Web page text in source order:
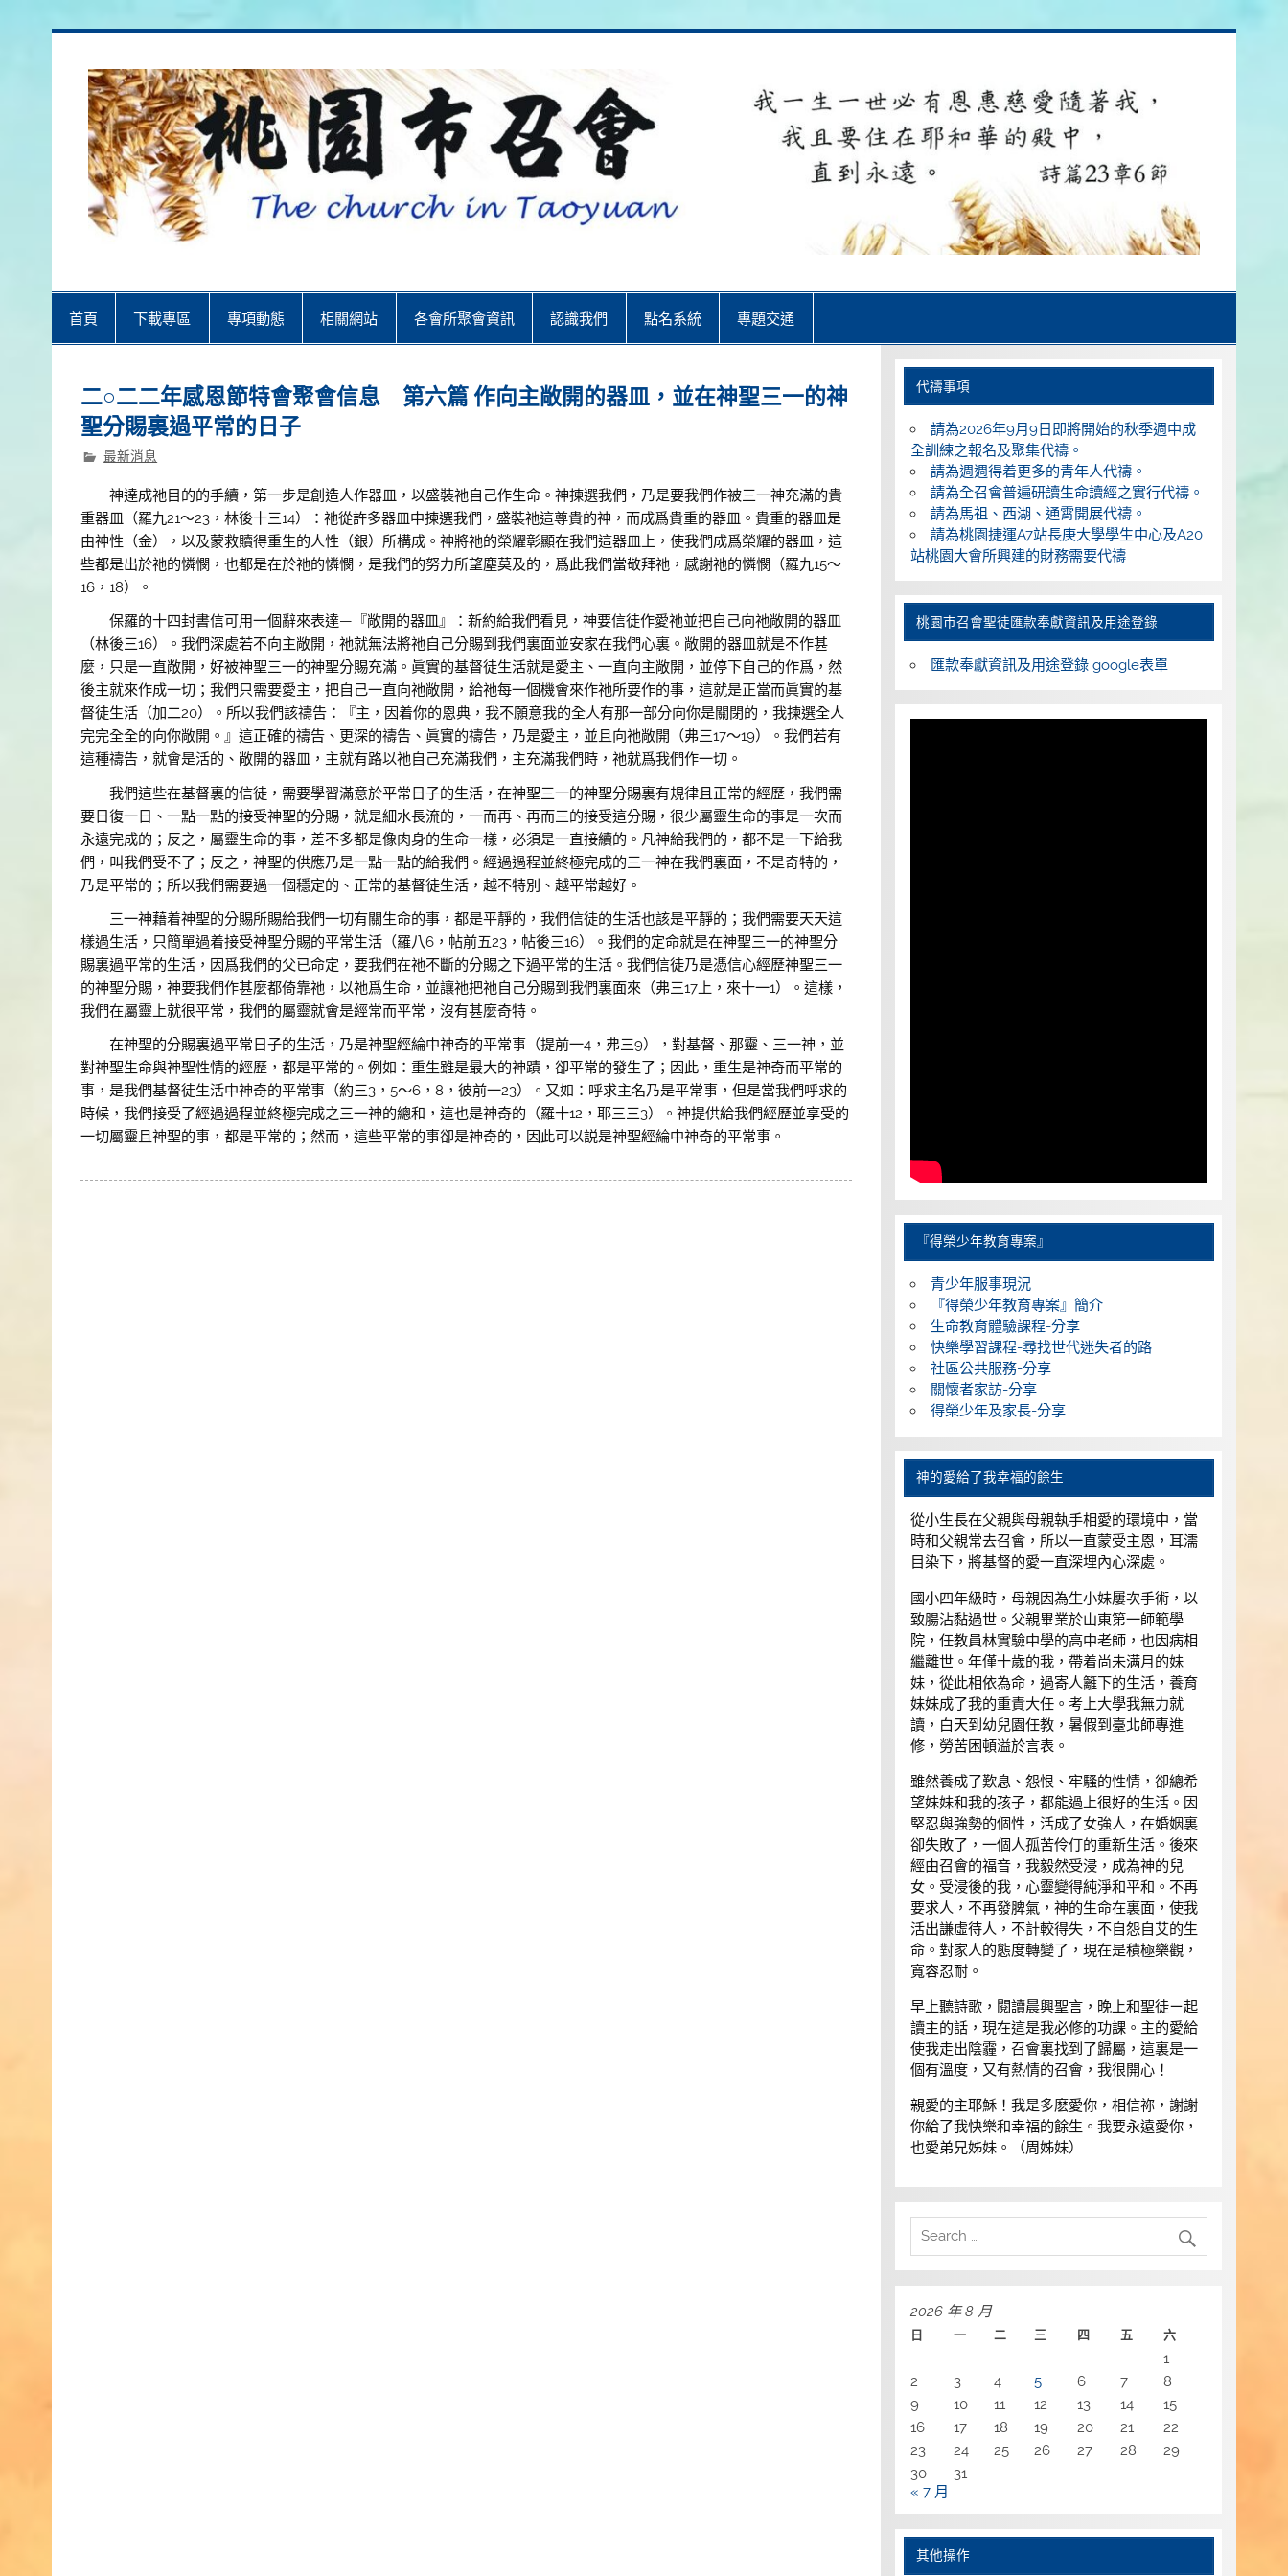
首頁 下載專區 專項動態 相關網站 各會所聚會資訊 認識我們 點名系統 專題交通
二○二二年感恩節特會聚會信息 第六篇 作向主敞開的器皿，並在神聖三一的神
聖分賜裏過平常的日子
最新消息
神達成祂目的的手續，第一步是創造人作器皿，以盛裝祂自己作生命。神揀選我們，乃是要我們作被三一神充滿的貴
重器皿（羅九21～23，林後十三14）：祂從許多器皿中揀選我們，盛裝祂這尊貴的神，而成爲貴重的器皿。貴重的器皿是
由神性（金），以及蒙救贖得重生的人性（銀）所構成。神將祂的榮耀彰顯在我們這器皿上，使我們成爲榮耀的器皿，這
些都是出於祂的憐憫，也都是在於祂的憐憫，是我們的努力所望塵莫及的，爲此我們當敬拜祂，感謝祂的憐憫（羅九15～
16，18）。
保羅的十四封書信可用一個辭來表達—『敞開的器皿』：新約給我們看見，神要信徒作愛祂並把自己向祂敞開的器皿
（林後三16）。我們深處若不向主敞開，祂就無法將祂自己分賜到我們裏面並安家在我們心裏。敞開的器皿就是不作甚
麼，只是一直敞開，好被神聖三一的神聖分賜充滿。眞實的基督徒生活就是愛主、一直向主敞開，並停下自己的作爲，然
後主就來作成一切；我們只需要愛主，把自己一直向祂敞開，給祂每一個機會來作祂所要作的事，這就是正當而眞實的基
督徒生活（加二20）。所以我們該禱告：『主，因着你的恩典，我不願意我的全人有那一部分向你是關閉的，我揀選全人
完完全全的向你敞開。』這正確的禱告、更深的禱告、眞實的禱告，乃是愛主，並且向祂敞開（弗三17～19）。我們若有
這種禱告，就會是活的、敞開的器皿，主就有路以祂自己充滿我們，主充滿我們時，祂就爲我們作一切。
我們這些在基督裏的信徒，需要學習滿意於平常日子的生活，在神聖三一的神聖分賜裏有規律且正常的經歷，我們需
要日復一日、一點一點的接受神聖的分賜，就是細水長流的，一而再、再而三的接受這分賜，很少屬靈生命的事是一次而
永遠完成的；反之，屬靈生命的事，差不多都是像肉身的生命一樣，必須是一直接續的。凡神給我們的，都不是一下給我
們，叫我們受不了；反之，神聖的供應乃是一點一點的給我們。經過過程並終極完成的三一神在我們裏面，不是奇特的，
乃是平常的；所以我們需要過一個穩定的、正常的基督徒生活，越不特別、越平常越好。
三一神藉着神聖的分賜所賜給我們一切有關生命的事，都是平靜的，我們信徒的生活也該是平靜的；我們需要天天這
樣過生活，只簡單過着接受神聖分賜的平常生活（羅八6，帖前五23，帖後三16）。我們的定命就是在神聖三一的神聖分
賜裏過平常的生活，因爲我們的父已命定，要我們在祂不斷的分賜之下過平常的生活。我們信徒乃是憑信心經歷神聖三一
的神聖分賜，神要我們作甚麼都倚靠祂，以祂爲生命，並讓祂把祂自己分賜到我們裏面來（弗三17上，來十一1）。這樣，
我們在屬靈上就很平常，我們的屬靈就會是經常而平常，沒有甚麼奇特。
在神聖的分賜裏過平常日子的生活，乃是神聖經綸中神奇的平常事（提前一4，弗三9），對基督、那靈、三一神，並
對神聖生命與神聖性情的經歷，都是平常的。例如：重生雖是最大的神蹟，卻平常的發生了；因此，重生是神奇而平常的
事，是我們基督徒生活中神奇的平常事（約三3，5～6，8，彼前一23）。又如：呼求主名乃是平常事，但是當我們呼求的
時候，我們接受了經過過程並終極完成之三一神的總和，這也是神奇的（羅十12，耶三三3）。神提供給我們經歷並享受的
一切屬靈且神聖的事，都是平常的；然而，這些平常的事卻是神奇的，因此可以説是神聖經綸中神奇的平常事。
代禱事項
請為2026年9月9日即將開始的秋季週中成
全訓練之報名及聚集代禱。
請為週週得着更多的青年人代禱。
請為全召會普遍研讀生命讀經之實行代禱。
請為馬祖、西湖、通霄開展代禱。
請為桃園捷運A7站長庚大學學生中心及A20
站桃園大會所興建的財務需要代禱
桃園巿召會聖徒匯款奉獻資訊及用途登錄
匯款奉獻資訊及用途登錄 google表單
『得榮少年教育專案』
青少年服事現況
『得榮少年教育專案』簡介
生命教育體驗課程-分享
快樂學習課程-尋找世代迷失者的路
社區公共服務-分享
關懷者家訪-分享
得榮少年及家長-分享
神的愛給了我幸福的餘生
從小生長在父親與母親執手相愛的環境中，當
時和父親常去召會，所以一直蒙受主恩，耳濡
目染下，將基督的愛一直深埋內心深處。
國小四年級時，母親因為生小妹屢次手術，以
致腸沾黏過世。父親畢業於山東第一師範學
院，任教員林實驗中學的高中老師，也因病相
繼離世。年僅十歲的我，帶着尚未满月的妹
妹，從此相依為命，過寄人籬下的生活，養育
妹妹成了我的重責大任。考上大學我無力就
讀，白天到幼兒園任教，暑假到臺北師專進
修，勞苦困頓溢於言表。
雖然養成了歎息、怨恨、牢騷的性情，卻總希
望妹妹和我的孩子，都能過上很好的生活。因
堅忍與強勢的個性，活成了女強人，在婚姻裏
卻失敗了，一個人孤苦伶仃的重新生活。後來
經由召會的福音，我毅然受浸，成為神的兒
女。受浸後的我，心靈變得純淨和平和。不再
要求人，不再發脾氣，神的生命在裏面，使我
活出謙虛待人，不計較得失，不自怨自艾的生
命。對家人的態度轉變了，現在是積極樂觀，
寬容忍耐。
早上聽詩歌，閱讀晨興聖言，晚上和聖徒ㄧ起
讀主的話，現在這是我必修的功課。主的愛給
使我走出陰霾，召會裏找到了歸屬，這裏是一
個有溫度，又有熱情的召會，我很開心！
親愛的主耶穌！我是多麽愛你，相信祢，謝謝
你給了我快樂和幸福的餘生。我要永遠愛你，
也愛弟兄姊妹。（周姊妹）
2026 年 8 月
日 一 二 三 四 五 六
1
2
3 4 5 6 7
8
9
10 11 12 13 14
15
16
17 18 19 20 21
22
23
24 25 26 27 28
29
30
31
« 7 月
其他操作